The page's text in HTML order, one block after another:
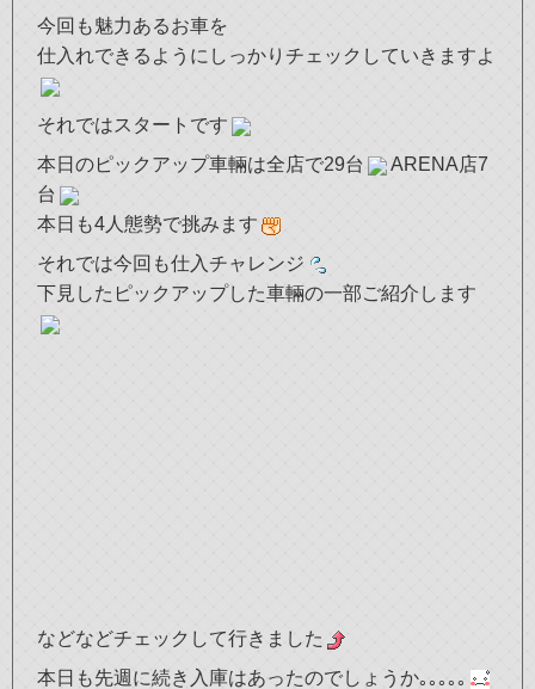
今回も魅力あるお車を
仕入れできるようにしっかりチェックしていきますよ
それではスタートです
本日のピックアップ車輛は全店で29台
ARENA店7
台
本日も4人態勢で挑みます
それでは今回も仕入チャレンジ
下見したピックアップした車輛の一部ご紹介します
などなどチェックして行きました
本日も先週に続き入庫はあったのでしょうか｡｡｡｡｡